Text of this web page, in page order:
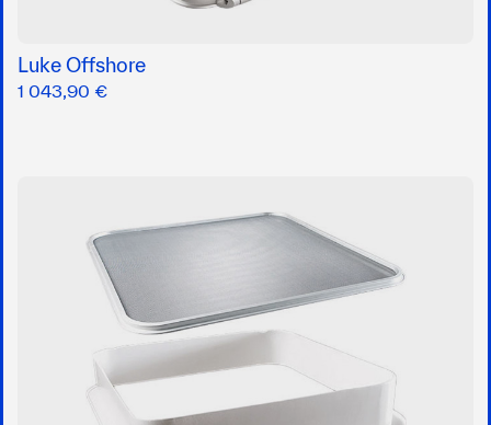
Luke Offshore
1 043,90 €